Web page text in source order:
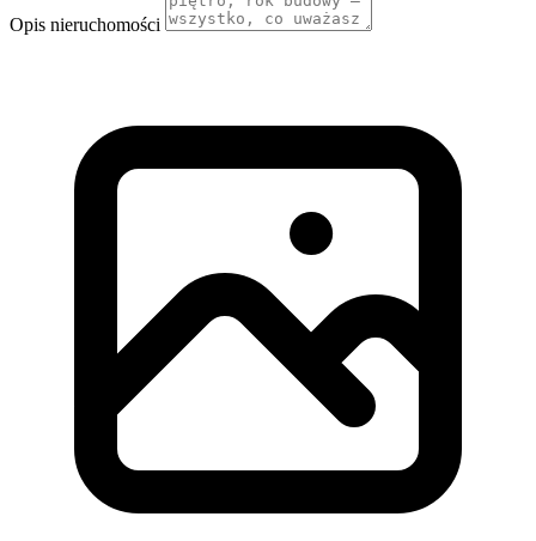
Opis nieruchomości